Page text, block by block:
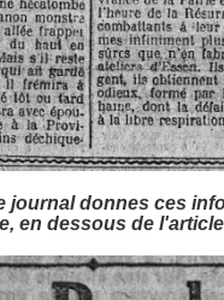
journal donnes ces
en dessous de